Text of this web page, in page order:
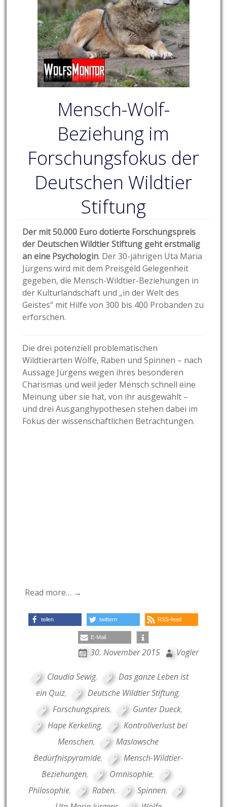
Mensch-Wolf-
Beziehung im
Forschungsfokus der
Deutschen Wildtier
Stiftung
Der mit 50.000 Euro dotierte Forschungspreis
der Deutschen Wildtier Stiftung geht erstmalig
an eine Psychologin. Der 30-jährigen Uta Maria
Jürgens wird mit dem Preisgeld Gelegenheit
gegeben, die Mensch-Wildtier-Beziehungen in
der Kulturlandschaft und „in der Welt des
Geistes“ mit Hilfe von 300 bis 400 Probanden zu
erforschen.
Die drei potenziell problematischen
Wildtierarten Wölfe, Raben und Spinnen – nach
Aussage Jürgens wegen ihres besonderen
Charismas und weil jeder Mensch schnell eine
Meinung über sie hat, von ihr ausgewählt –
und drei Ausganghypothesen stehen dabei im
Fokus der wissenschaftlichen Betrachtungen.
Read more… →
teilen twittern RSS-feed
E-Mail
30. November 2015 Vogler
Claudia Sewig,
Das ganze Leben ist
ein Quiz, Deutsche Wildtier Stiftung,
Forschungspreis, Gunter Dueck,
Hape Kerkeling,
Kontrollverlust bei
Menschen,
Maslowsche
Bedürfnispyramide,
Mensch-Wildtier-
Beziehungen, Omnisophie,
Philosophie, Raben, Spinnen,